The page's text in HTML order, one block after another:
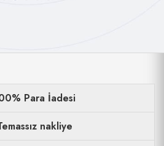
Para İadesi
nakliye